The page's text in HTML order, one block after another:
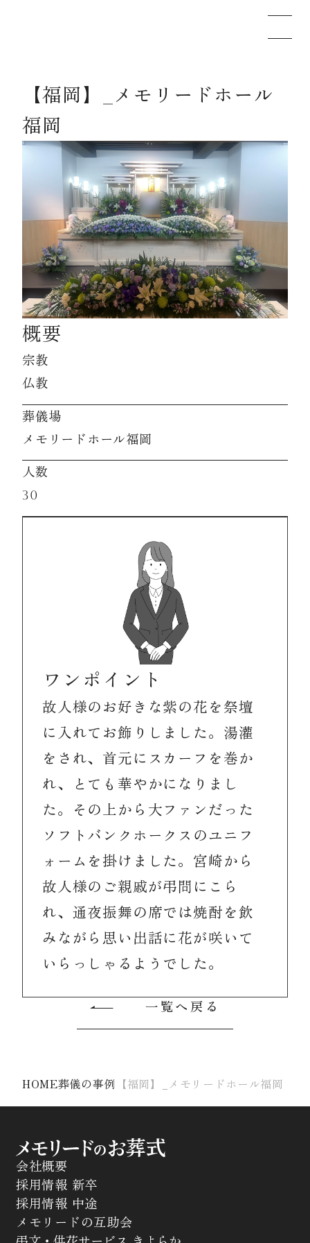
メモリードのお葬式について
葬儀の流れ
事例
施設案内
お知らせ
資料請求
お見積もり
お問合わせ
【福岡】_メモリードホール
福岡
概要
宗教
仏教
葬儀場
メモリードホール福岡
人数
30
ワンポイント
故人様のお好きな紫の花を祭壇
に入れてお飾りしました。湯灌
をされ、首元にスカーフを巻か
れ、とても華やかになりまし
た。その上から大ファンだった
ソフトバンクホークスのユニフ
ォームを掛けました。宮崎から
故人様のご親戚が弔問にこら
れ、通夜振舞の席では焼酎を飲
みながら思い出話に花が咲いて
いらっしゃるようでした。
一覧へ戻る
HOME葬儀の事例 【福岡】_メモリードホール福岡
会社概要
採用情報 新卒
採用情報 中途
メモリードの互助会